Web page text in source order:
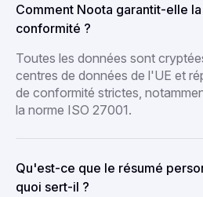
Comment Noota garantit-elle
conformité ?
Toutes les données sont
centres de données de l'UE et
de conformité strictes,
la norme ISO 27001.
Qu'est-ce que le résumé
quoi sert-il ?